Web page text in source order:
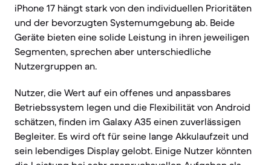
iPhone 17 hängt stark von den individuellen Prioritäten
und der bevorzugten Systemumgebung ab. Beide
Geräte bieten eine solide Leistung in ihren jeweiligen
Segmenten, sprechen aber unterschiedliche
Nutzergruppen an.
Nutzer, die Wert auf ein offenes und anpassbares
Betriebssystem legen und die Flexibilität von Android
schätzen, finden im Galaxy A35 einen zuverlässigen
Begleiter. Es wird oft für seine lange Akkulaufzeit und
sein lebendiges Display gelobt. Einige Nutzer könnten